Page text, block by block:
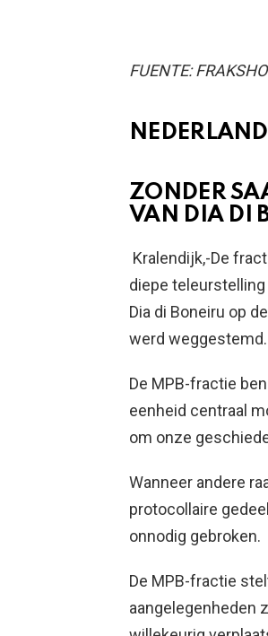
FUENTE:
ZONDER
VAN DIA DI
Kralendijk,-De
diepe
Dia di Boneiru op
werd weggestemd.
De MPB-fractie
eenheid centraal
om onze
Wanneer andere
protocollaire
onnodig gebroken.
De MPB-fractie
aangelegenheden